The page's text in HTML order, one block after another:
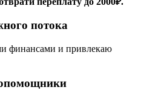
потока
финансами и привлекаю